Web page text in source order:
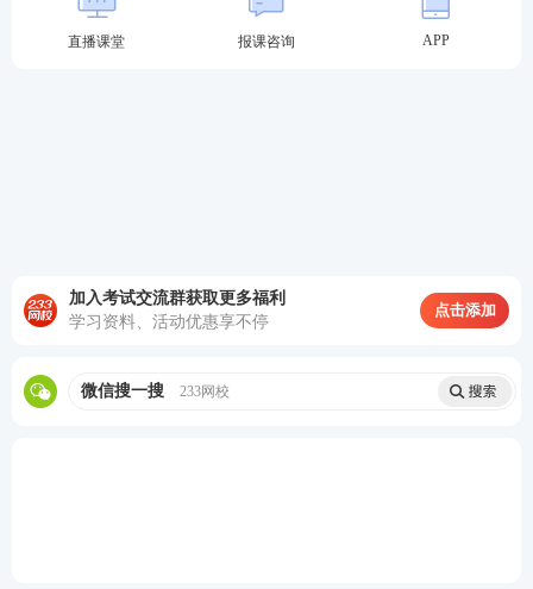
直播课堂 报课咨询 APP
加入考试交流群获取更多福利
学习资料、活动优惠享不停
点击添加
微信搜一搜 233网校